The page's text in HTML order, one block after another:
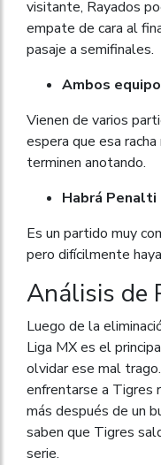
visitante, Rayados
empate de cara al
pasaje a semifinales.
Ambos
Vienen de varios
espera que esa
terminen anotando.
Habrá
Es un partido muy
pero difícilmente
Análisis de
Luego de la
Liga MX es el
olvidar ese mal
enfrentarse a Tigres
más después de un
saben que Tigres
serie.